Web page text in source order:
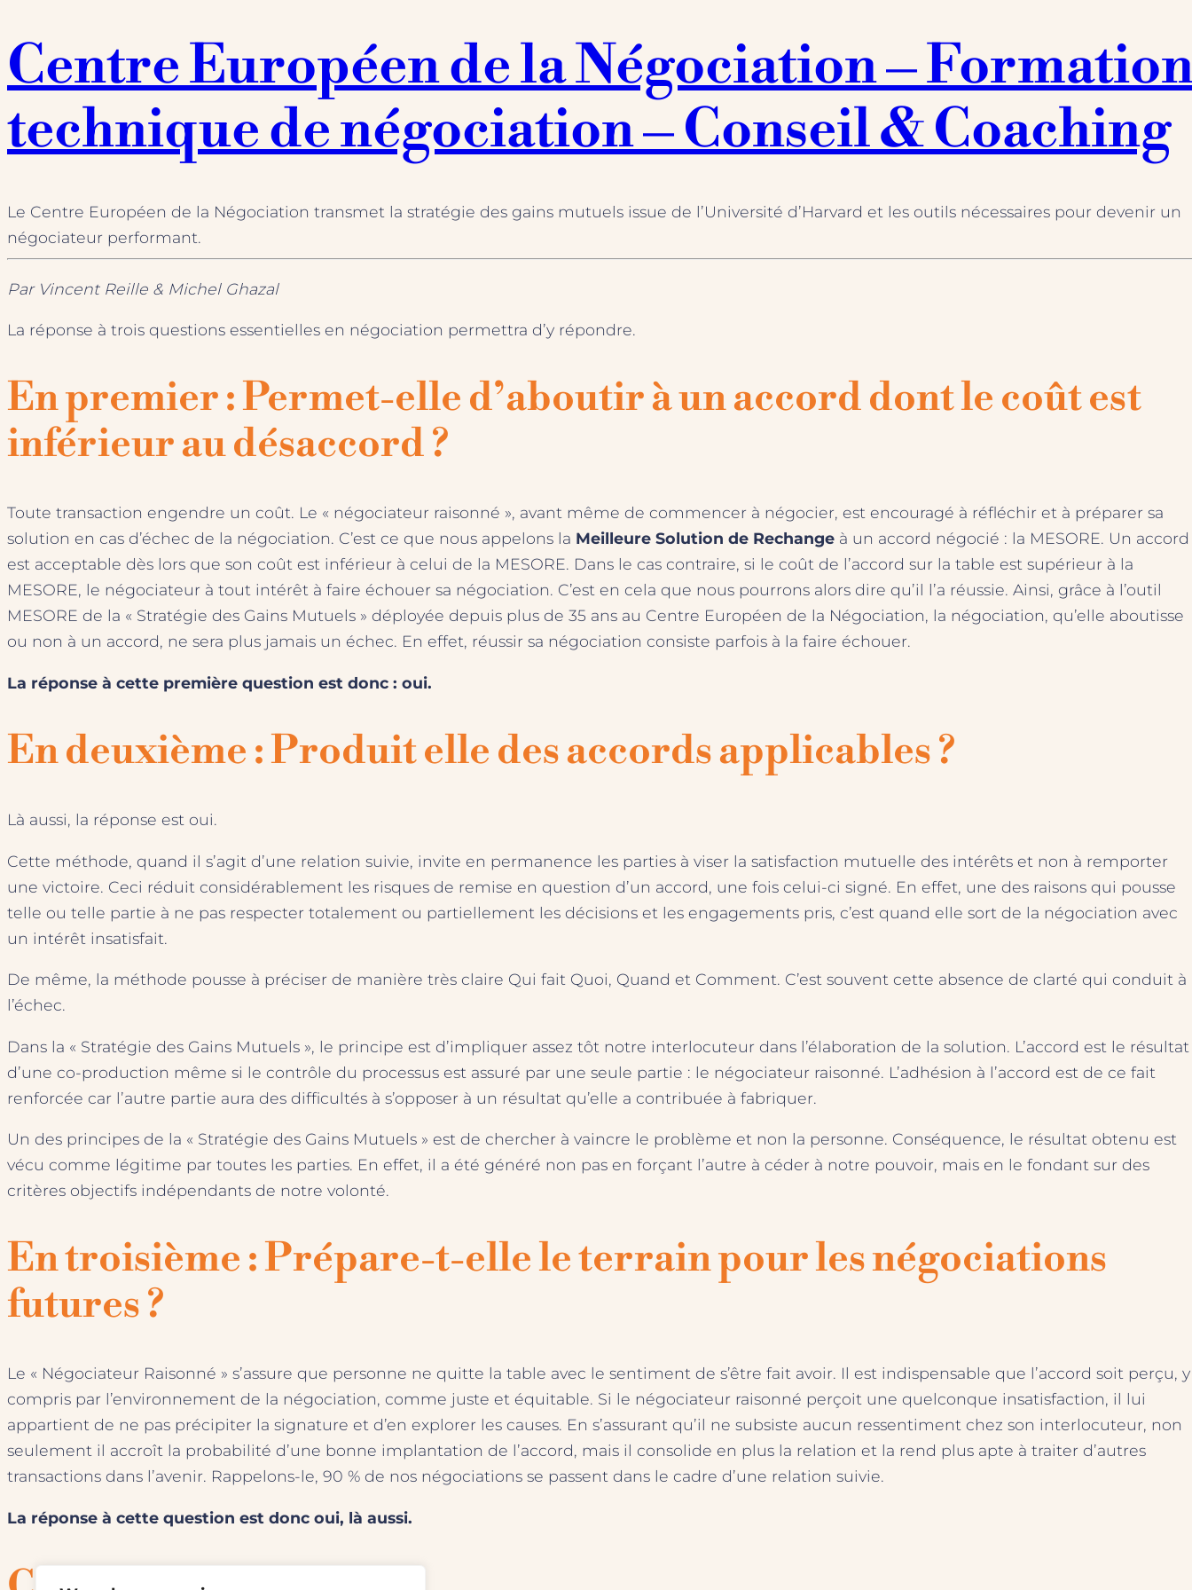
Centre Européen de la Négociation –
technique de négociation – Conseil & Coaching
Le Centre Européen de la Négociation transmet la stratégie des gains mutuels issue de l’Université d’Harvard et les outils nécessaires pour devenir un
négociateur performant.
Par Vincent Reille & Michel Ghazal
La réponse à trois questions essentielles en négociation permettra d’y répondre.
En premier : Permet-elle d’aboutir à un accord dont le coût est
inférieur au désaccord ?
Toute transaction engendre un coût. Le « négociateur raisonné », avant même de commencer à négocier, est encouragé à réfléchir et à préparer sa
solution en cas d’échec de la négociation. C’est ce que nous appelons la Meilleure Solution de Rechange à un accord négocié : la MESORE. Un accord
est acceptable dès lors que son coût est inférieur à celui de la MESORE. Dans le cas contraire, si le coût de l’accord sur la table est supérieur à la
MESORE, le négociateur à tout intérêt à faire échouer sa négociation. C’est en cela que nous pourrons alors dire qu’il l’a réussie. Ainsi, grâce à l’outil
MESORE de la « Stratégie des Gains Mutuels » déployée depuis plus de 35 ans au Centre Européen de la Négociation, la négociation, qu’elle aboutisse
ou non à un accord, ne sera plus jamais un échec. En effet, réussir sa négociation consiste parfois à la faire échouer.
La réponse à cette première question est donc : oui.
En deuxième : Produit elle des accords applicables ?
Là aussi, la réponse est oui.
Cette méthode, quand il s’agit d’une relation suivie, invite en permanence les parties à viser la satisfaction mutuelle des intérêts et non à remporter
une victoire. Ceci réduit considérablement les risques de remise en question d’un accord, une fois celui-ci signé. En effet, une des raisons qui pousse
telle ou telle partie à ne pas respecter totalement ou partiellement les décisions et les engagements pris, c’est quand elle sort de la négociation avec
un intérêt insatisfait.
De même, la méthode pousse à préciser de manière très claire Qui fait Quoi, Quand et Comment. C’est souvent cette absence de clarté qui conduit à
l’échec.
Dans la « Stratégie des Gains Mutuels », le principe est d’impliquer assez tôt notre interlocuteur dans l’élaboration de la solution. L’accord est le résultat
d’une co-production même si le contrôle du processus est assuré par une seule partie : le négociateur raisonné. L’adhésion à l’accord est de ce fait
renforcée car l’autre partie aura des difficultés à s’opposer à un résultat qu’elle a contribuée à fabriquer.
Un des principes de la « Stratégie des Gains Mutuels » est de chercher à vaincre le problème et non la personne. Conséquence, le résultat obtenu est
vécu comme légitime par toutes les parties. En effet, il a été généré non pas en forçant l’autre à céder à notre pouvoir, mais en le fondant sur des
critères objectifs indépendants de notre volonté.
En troisième : Prépare-t-elle le terrain pour les négociations
futures ?
Le « Négociateur Raisonné » s’assure que personne ne quitte la table avec le sentiment de s’être fait avoir. Il est indispensable que l’accord soit perçu, y
compris par l’environnement de la négociation, comme juste et équitable. Si le négociateur raisonné perçoit une quelconque insatisfaction, il lui
appartient de ne pas précipiter la signature et d’en explorer les causes. En s’assurant qu’il ne subsiste aucun ressentiment chez son interlocuteur, non
seulement il accroît la probabilité d’une bonne implantation de l’accord, mais il consolide en plus la relation et la rend plus apte à traiter d’autres
transactions dans l’avenir. Rappelons-le, 90 % de nos négociations se passent dans le cadre d’une relation suivie.
La réponse à cette question est donc oui, là aussi.